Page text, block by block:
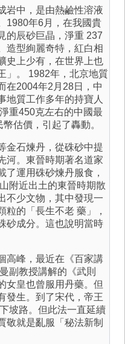
岩中，是由熱鹼性溶液
1980年6月，在我國貴
的辰砂巨晶，淨重 237
造型絢麗奇特，紅白相
史上少有，在世界上也
」。 1982年，北京地質
在2004年2月28日，中
地質工作多年的持寶人
重450克左右的中國最
估價，引起了轟動。
金石煉丹，從硃砂中提
河。東晉時期著名道家
了運用硃砂煉丹服食，
附近出土的東晉時期散
不少文物，其中發現一
粒的「長生不老 藥」，
砂成分。這也說明當時
高峰，最近在《百家講
副教授講解的《武則
女皇也曾服用丹藥。但
發生。到了宋代，帝王
坡路。但此法一直延續
敬就是亂服「秘法新制